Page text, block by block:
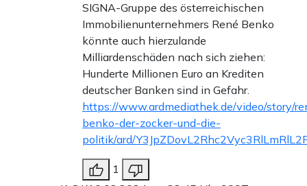
SIGNA-Gruppe des österreichischen
Immobilienunternehmers René Benko
könnte auch hierzulande
Milliardenschäden nach sich ziehen:
Hunderte Millionen Euro an Krediten
deutscher Banken sind in Gefahr.
https://www.ardmediathek.de/video/story/
benko-der-zocker-und-die-
politik/ard/
1